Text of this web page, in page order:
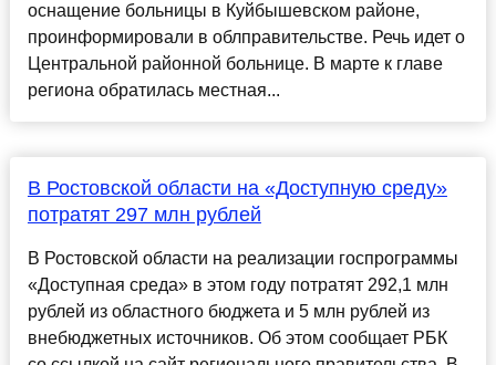
оснащение больницы в Куйбышевском районе,
проинформировали в облправительстве. Речь идет о
Центральной районной больнице. В марте к главе
региона обратилась местная...
В Ростовской области на «Доступную среду»
потратят 297 млн рублей
В Ростовской области на реализации госпрограммы
«Доступная среда» в этом году потратят 292,1 млн
рублей из областного бюджета и 5 млн рублей из
внебюджетных источников. Об этом сообщает РБК